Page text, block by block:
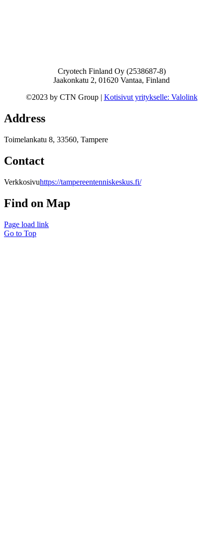
Cryotech Finland Oy (2538687-8)
Jaakonkatu 2, 01620 Vantaa, Finland
©2023 by CTN Group | Kotisivut yritykselle: Valolink
Address
Toimelankatu 8, 33560, Tampere
Contact
Verkkosivuhttps://tampereentenniskeskus.fi/
Find on Map
Page load link
Go to Top